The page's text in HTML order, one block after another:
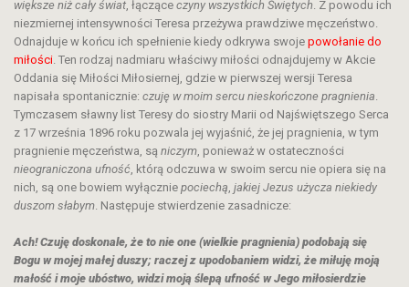
większe niż cały świat, łączące czyny wszystkich Świętych. Z powodu ich
niezmiernej intensywności Teresa przeżywa prawdziwe męczeństwo.
Odnajduje w końcu ich spełnienie kiedy odkrywa swoje powołanie do
miłości. Ten rodzaj nadmiaru właściwy miłości odnajdujemy w Akcie
Oddania się Miłości Miłosiernej, gdzie w pierwszej wersji Teresa
napisała spontanicznie: czuję w moim sercu nieskończone pragnienia.
Tymczasem sławny list Teresy do siostry Marii od Najświętszego Serca
z 17 września 1896 roku pozwala jej wyjaśnić, że jej pragnienia, w tym
pragnienie męczeństwa, są niczym, ponieważ w ostateczności
nieograniczona ufność, którą odczuwa w swoim sercu nie opiera się na
nich, są one bowiem wyłącznie pociechą, jakiej Jezus użycza niekiedy
duszom słabym. Następuje stwierdzenie zasadnicze:
Ach! Czuję doskonale, że to nie one (wielkie pragnienia) podobają się
Bogu w mojej małej duszy; raczej z upodobaniem widzi, że miłuję moją
małość i moje ubóstwo, widzi moją ślepą ufność w Jego miłosierdzie